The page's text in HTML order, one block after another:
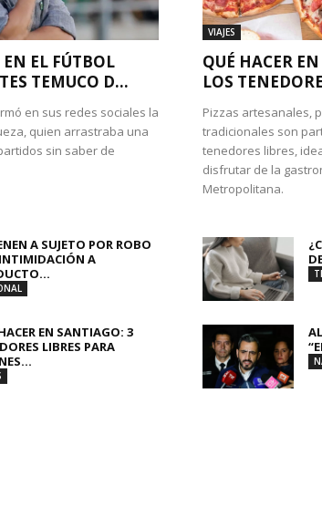
EL FÚTBOL
TEMUCO D...
en sus redes sociales la
quien arrastraba una
sin saber de
VIAJES
QUÉ HACER
LOS
Pizzas artesanales,
tradicionales son
tenedores libres,
disfrutar de la
Metropolitana.
A SUJETO POR ROBO
A
EN SANTIAGO: 3
LIBRES PARA